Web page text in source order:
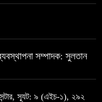
সম্পাদক: সুলতান
সেন্টার, স্যূট: ৯ (এইচ-১), ২৯২